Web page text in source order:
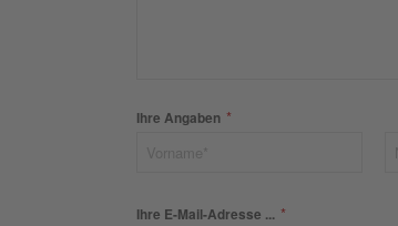
Ihre Angaben *
Ihre E-Mail-Adresse ... *